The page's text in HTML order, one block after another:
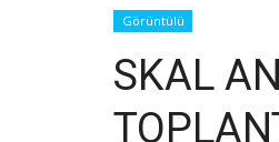
Görüntülü
SKAL